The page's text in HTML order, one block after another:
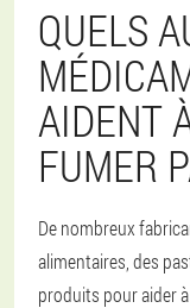
QUELS
AIDENT
FUMER
De nombreux
alimentaires, des
produits pour aider